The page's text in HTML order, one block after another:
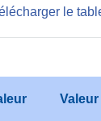
le
Valeur